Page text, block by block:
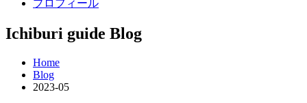
プロフィール
Ichiburi guide Blog
Home
Blog
2023-05